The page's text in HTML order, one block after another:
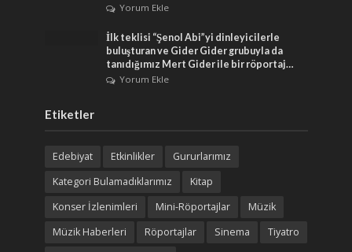
Yorum Ekle
İlk teklisi “Şenol Abi”yi dinleyicilerle
buluşturan ve Gider Gider grubuyla da
tanıdığımız Mert Gider ile bir röportaj…
Yorum Ekle
Etiketler
Edebiyat Etkinlikler
Gururlarımız
Kategori Bulamadıklarımız
Kitap
Konser İzlenimleri
Mini-Röportajlar
Müzik
Müzik Haberleri
Röportajlar Sinema
Tiyatro